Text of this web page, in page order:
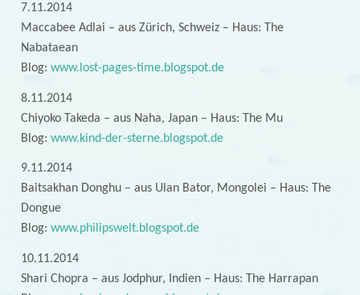
7.11.2014
Maccabee Adlai – aus Zürich, Schweiz – Haus: The
Nabataean
Blog: www.lost-pages-time.blogspot.de
8.11.2014
Chiyoko Takeda – aus Naha, Japan – Haus: The Mu
Blog: www.kind-der-sterne.blogspot.de
9.11.2014
Baitsakhan Donghu – aus Ulan Bator, Mongolei – Haus: The
Dongue
Blog: www.philipswelt.blogspot.de
10.11.2014
Shari Chopra – aus Jodphur, Indien – Haus: The Harrapan